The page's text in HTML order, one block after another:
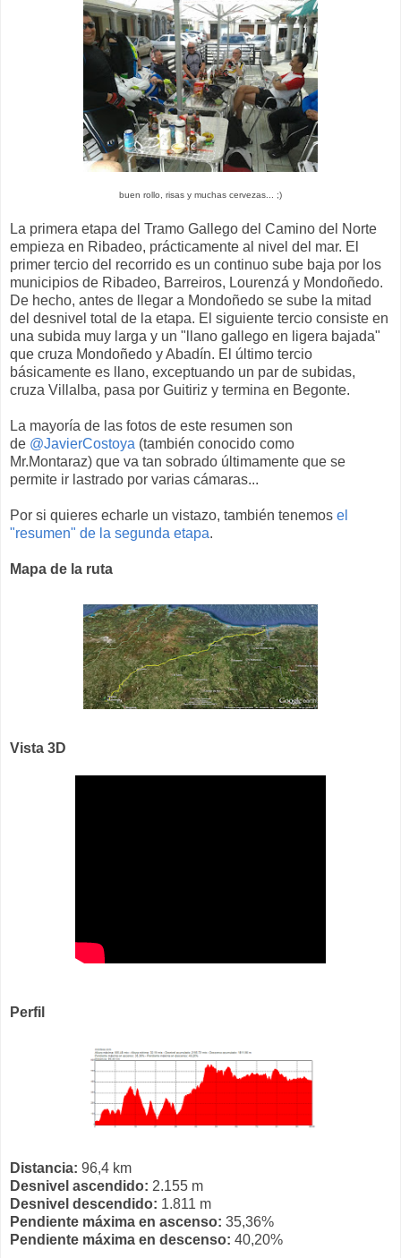
buen rollo, risas y muchas cervezas... ;)
La primera etapa del Tramo Gallego del Camino del Norte
empieza en Ribadeo, prácticamente al nivel del mar. El
primer tercio del recorrido es un continuo sube baja por los
municipios de Ribadeo, Barreiros, Lourenzá y Mondoñedo.
De hecho, antes de llegar a Mondoñedo se sube la mitad
del desnivel total de la etapa. El siguiente tercio consiste en
una subida muy larga y un "llano gallego en ligera bajada"
que cruza Mondoñedo y Abadín. El último tercio
básicamente es llano, exceptuando un par de subidas,
cruza Villalba, pasa por Guitiriz y termina en Begonte.
La mayoría de las fotos de este resumen son
de @JavierCostoya (también conocido como
Mr.Montaraz) que va tan sobrado últimamente que se
permite ir lastrado por varias cámaras...
Por si quieres echarle un vistazo, también tenemos el
"resumen" de la segunda etapa.
Mapa de la ruta
Vista 3D
Perfil
Distancia: 96,4 km
Desnivel ascendido: 2.155 m
Desnivel descendido: 1.811 m
Pendiente máxima en ascenso: 35,36%
Pendiente máxima en descenso: 40,20%